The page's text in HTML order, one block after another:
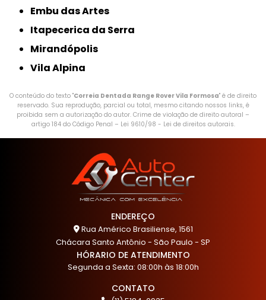
Embu das Artes
Itapecerica da Serra
Mirandópolis
Vila Alpina
O conteúdo do texto "Correia Dentada Range Rover Vila Formosa" é de direito
reservado. Sua reprodução, parcial ou total, mesmo citando nossos links, é
proibida sem a autorização do autor. Crime de violação de direito autoral –
artigo 184 do Código Penal – Lei 9610/98 - Lei de direitos autorais.
ENDEREÇO
Rua Américo Brasiliense, 1561
Chácara Santo Antônio - São Paulo - SP
HÓRARIO DE ATENDIMENTO
Segunda a Sexta: 08:00h às 18:00h
CONTATO